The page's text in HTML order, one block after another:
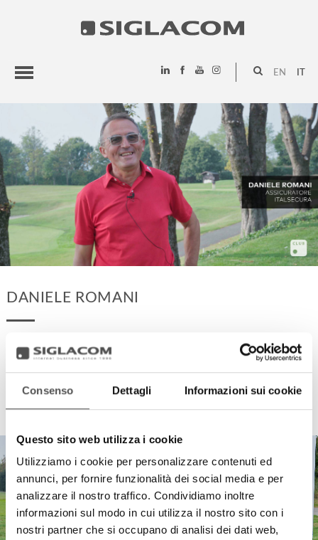
Consenso Dettagli Informazioni sui cookie
Questo sito web utilizza i cookie
Utilizziamo i cookie per personalizzare contenuti ed
annunci, per fornire funzionalità dei social media e per
analizzare il nostro traffico. Condividiamo inoltre
informazioni sul modo in cui utilizza il nostro sito con i
nostri partner che si occupano di analisi dei dati web,
EN
PROGETTI
SIGLACOM
DANIELE ROMANI
HIGHLIGHTS